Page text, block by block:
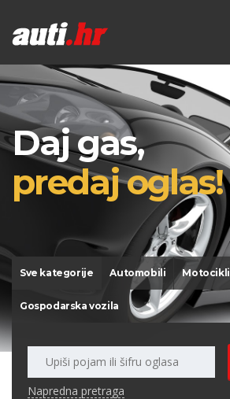
Daj gas,
predaj oglas!
Sve kategorije Automobili Motocikli
Gospodarska vozila
Napredna pretraga